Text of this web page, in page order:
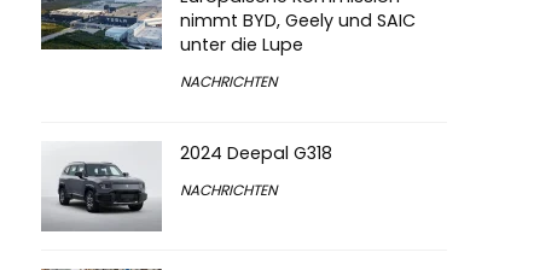
nimmt BYD, Geely und SAIC
unter die Lupe
NACHRICHTEN
2024 Deepal G318
NACHRICHTEN